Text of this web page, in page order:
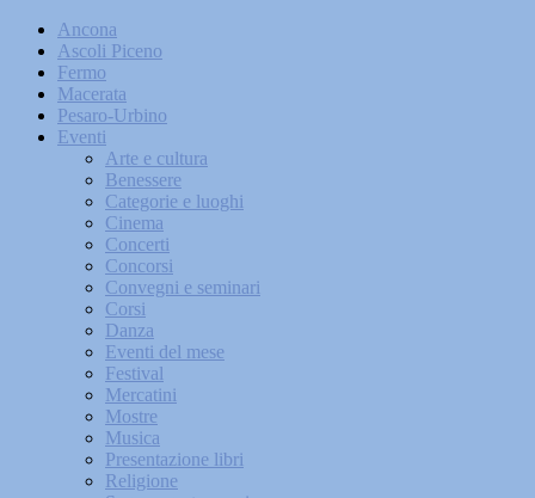
Ancona
Ascoli Piceno
Fermo
Macerata
Pesaro-Urbino
Eventi
Arte e cultura
Benessere
Categorie e luoghi
Cinema
Concerti
Concorsi
Convegni e seminari
Corsi
Danza
Eventi del mese
Festival
Mercatini
Mostre
Musica
Presentazione libri
Religione